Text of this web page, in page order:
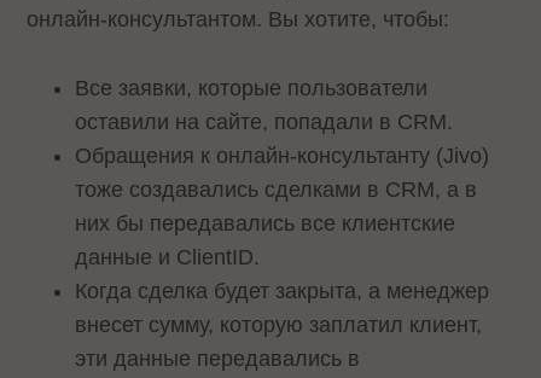
онлайн-консультантом. Вы хотите, чтобы:
Все заявки, которые пользователи
оставили на сайте, попадали в CRM.
Обращения к онлайн-консультанту (Jivo)
тоже создавались сделками в CRM, а в
них бы передавались все клиентские
данные и ClientID.
Когда сделка будет закрыта, а менеджер
внесет сумму, которую заплатил клиент,
эти данные передавались в